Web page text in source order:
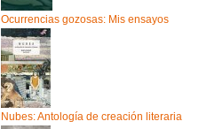
Ocurrencias gozosas: Mis ensayos
Nubes: Antología de creación literaria